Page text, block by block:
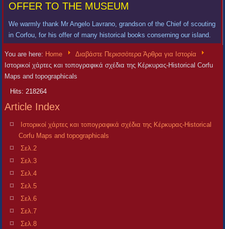
OFFER TO THE MUSEUM
We warmly thank Mr Angelo Lavrano, grandson of the Chief of scouting
in Corfou, for his offer of many historical books conserning our island.
You are here: Home
Διαβάστε Περισσότερα Άρθρα για Ιστορία
Ιστορικοί χάρτες και τοπογραφικά σχέδια της Κέρκυρας-Historical Corfu
Maps and topographicals
Hits: 218264
Article Index
Ιστορικοί χάρτες και τοπογραφικά σχέδια της Κέρκυρας-Historical
Corfu Maps and topographicals
Σελ.2
Σελ.3
Σελ.4
Σελ.5
Σελ.6
Σελ.7
Σελ.8